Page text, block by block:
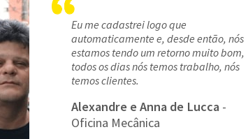
Eu me cadastrei logo que
automaticamente e, desde então, nós
estamos tendo um retorno muito bom,
todos os dias nós temos trabalho, nós
temos clientes.
Alexandre e Anna de Lucca -
Oficina Mecânica